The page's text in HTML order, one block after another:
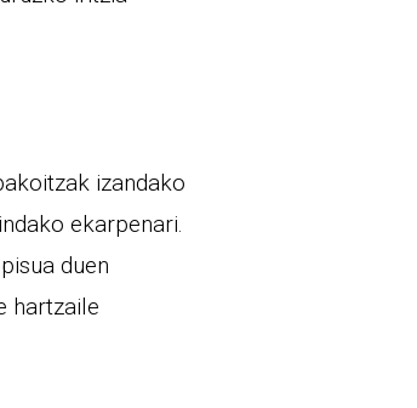
izandako
ekarpenari.
duen
hartzaile